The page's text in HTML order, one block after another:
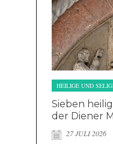
HEILIGE UND
Sieben
der Diener
27 JULI 2026